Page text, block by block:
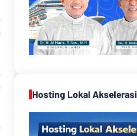
Hosting Lokal Akselerasi